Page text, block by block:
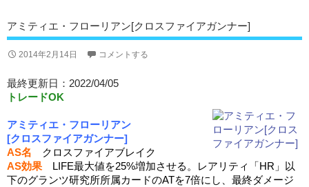
アミティエ・フローリアン[クロスファイアガンナー]
2014年2月14日 コメントする
最終更新日：2022/04/05
トレードOK
アミティエ・フローリアン
[クロスファイアガンナー]
AS名 クロスファイアブレイク
AS効果 LIFE最大値を25%増加させる。レアリティ「HR」以
下のグランツ研究所所属カードのATを7倍にし、最終ダメージ